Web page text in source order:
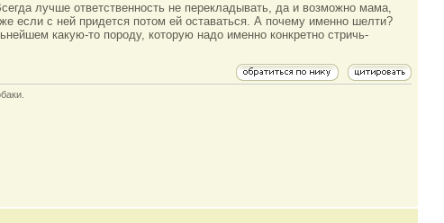
лучше ответственность не перекладывать, да и возможно мама,
если с ней придется потом ей оставаться. А почему именно шелти?
какую-то породу, которую надо именно конкретно стричь-